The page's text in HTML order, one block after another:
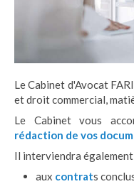
Le Cabinet d'Avocat
et droit commercial,
Le Cabinet vous
rédaction de vos
Il interviendra
aux contrats